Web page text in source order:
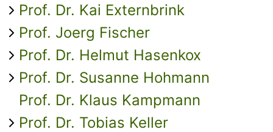
Prof. Dr. Kai Externbrink
Prof. Joerg Fischer
Prof. Dr. Helmut Hasenkox
Prof. Dr. Susanne Hohmann
Prof. Dr. Klaus Kampmann
Prof. Dr. Tobias Keller